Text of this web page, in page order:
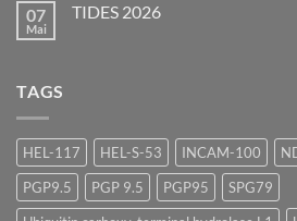
2026
ASGCT
07
Mai
TIDES 2026
TAGS
HEL-117 HEL-S-53 INCAM-100
PGP9.5
PGP 9.5 PGP95
SPG79